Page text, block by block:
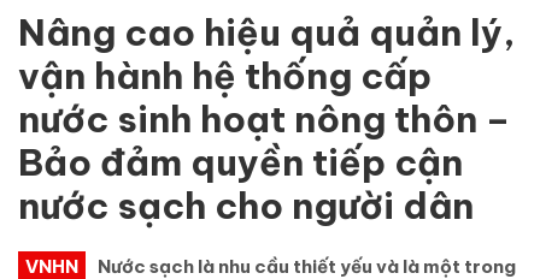
Nâng cao hiệu quả quản lý,
vận hành hệ thống cấp
nước sinh hoạt nông thôn –
Bảo đảm quyền tiếp cận
nước sạch cho người dân
VNHN
Nước sạch là nhu cầu thiết yếu và là một trong